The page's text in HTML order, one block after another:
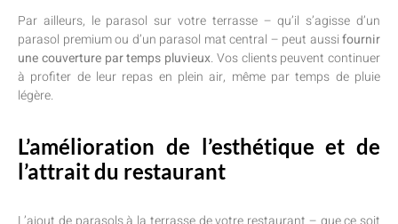
Par ailleurs, le parasol sur votre terrasse – qu’il s’agisse d’un
parasol premium ou d’un parasol mat central – peut aussifournir
une couverture par temps pluvieux. Vos clients peuvent continuer
à profiter de leur repas en plein air, même par temps de pluie
légère.
L’amélioration de l’esthétique et de
l’attrait du restaurant